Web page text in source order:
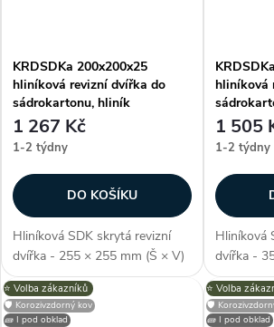
KRDSDKa 200x200x25
hliníková revizní dvířka do
sádrokartonu, hliník
1 267 Kč
1-2 týdny
DO KOŠÍKU
Hliníková SDK skrytá revizní
dvířka - 255 × 255 mm (Š × V)
(včetně rámu), pro skrytou /
neviditelnou instalaci, montáž
pod sádrokarton, odolné proti
hliníková
1 505
1-2 týdny
Hliníková
dvířka -
(včetně
pod
⭐️ Volba zákazníků
🧱 I pod obklad
🛡️ Korozivzdorný kov
⭐️ Volba
🧱 I pod obklad
🛡️